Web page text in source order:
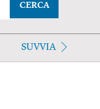
CERCA
SUVVIA